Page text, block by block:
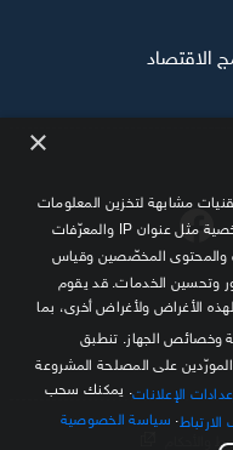
الاقتصاد
والأحكام
×
مشابهة لتخزين المعلومات
على جهازك والوصول إليها ومعالجة البيانات الشخصية مثل عنوان IP والمعرّفات
والمحتوى المخصّصين وقياس
وتحسين الخدمات. قد يقوم
الأغراض ولأغراض أخرى، بما
وخصائص الجهاز. تنطبق
على المصلحة المشروعة
الإعلانات . يمكنك سحب
سياسة الخصوصية